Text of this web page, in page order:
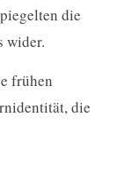
die
wider.
frühen
die